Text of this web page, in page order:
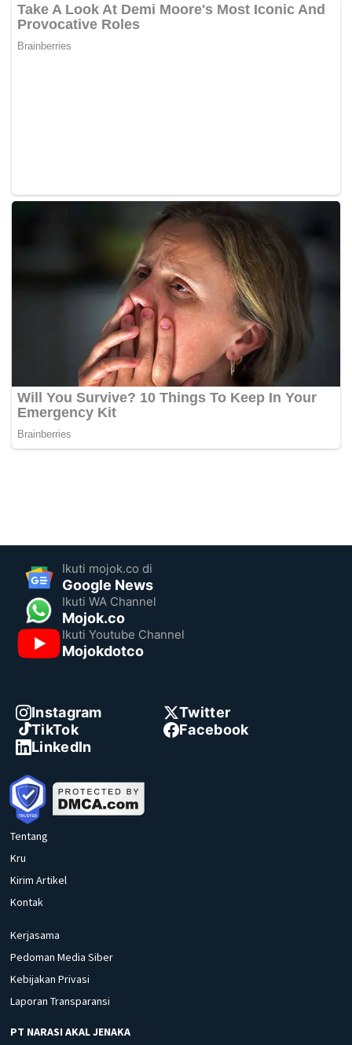
Ikuti mojok.co di
Google News
Ikuti WA Channel
Mojok.co
Ikuti Youtube Channel
Mojokdotco
Instagram
Twitter
TikTok
Facebook
LinkedIn
Tentang
Kru
Kirim Artikel
Kontak
Kerjasama
Pedoman Media Siber
Kebijakan Privasi
Laporan Transparansi
PT NARASI AKAL JENAKA